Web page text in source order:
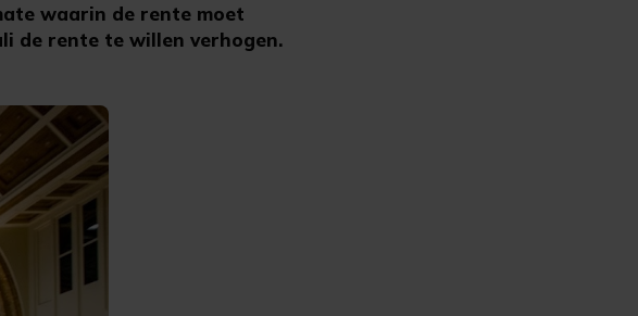
waarin de rente moet
de rente te willen verhogen.